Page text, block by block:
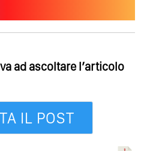
ad ascoltare l’articolo
IL POST